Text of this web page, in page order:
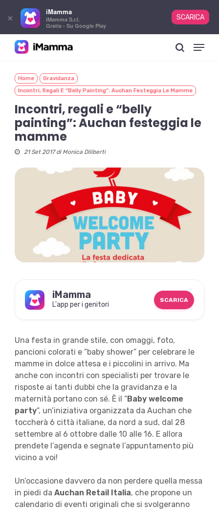
content
Menu
Home
Gravidanza
Incontri, Regali E “belly Painting”: Auchan Festeggia Le Mamme
Incontri, regali e “belly
painting”: Auchan festeggia le
mamme
21 Set 2017 di Monica Diliberti
iMamma
L'app per i genitori
SCARICA
Una festa in grande stile, con omaggi, foto,
pancioni colorati e “baby shower” per celebrare le
mamme in dolce attesa e i piccolini in arrivo. Ma
anche con incontri con specialisti per trovare le
risposte ai tanti dubbi che la gravidanza e la
maternità portano con sé. È il “Baby welcome
party“, un’iniziativa organizzata da Auchan che
toccherà 6 città italiane, da nord a sud, dal 28
settembre al 6 ottobre dalle 10 alle 16. E allora
prendete l’agenda e segnate l’appuntamento più
vicino a voi!
Un’occasione davvero da non perdere quella messa
in piedi da Auchan Retail Italia, che propone un
calendario di eventi originali che si svolgeranno
×
iMamma
iMamma S.r.l.
Gratis - Su Google Play
SCARICA